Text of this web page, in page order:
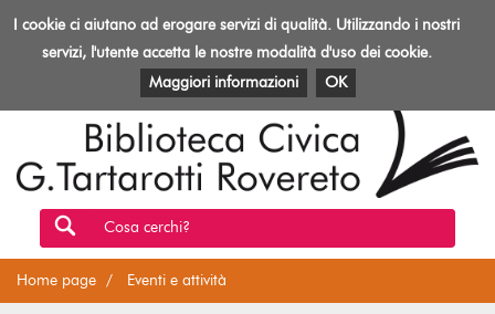
Toggle
Biblioteca
Rovereto
EVENTI E ATTIVITÀ PATRIMONIO E RISORSE
Cosa cerchi?
Home page Eventi e attività
I cookie ci aiutano ad erogare servizi di qualità. Utilizzando i nostri
servizi, l'utente accetta le nostre modalità d'uso dei cookie.
Maggiori informazioni
OK